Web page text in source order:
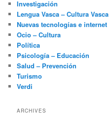
Investigación
Lengua Vasca – Cultura Vasca
Nuevas tecnologías e internet
Ocio – Cultura
Política
Psicología – Educación
Salud – Prevención
Turismo
Verdi
ARCHIVES